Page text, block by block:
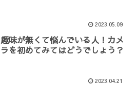
2023.05.09
趣味が無くて悩んでいる人！カメ
ラを初めてみてはどうでしょう？
2023.04.21